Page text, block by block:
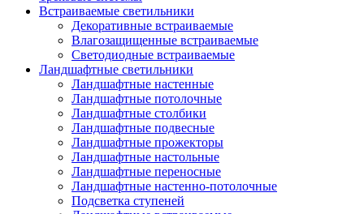
Встраиваемые светильники
Декоративные встраиваемые
Влагозащищенные встраиваемые
Светодиодные встраиваемые
Ландшафтные светильники
Ландшафтные настенные
Ландшафтные потолочные
Ландшафтные столбики
Ландшафтные подвесные
Ландшафтные прожекторы
Ландшафтные настольные
Ландшафтные переносные
Ландшафтные настенно-потолочные
Подсветка ступеней